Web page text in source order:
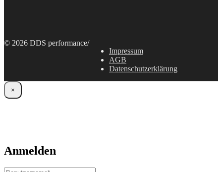
© 2026 DDS performance/
Impressum
AGB
Datenschutzerklärung
×
Anmelden